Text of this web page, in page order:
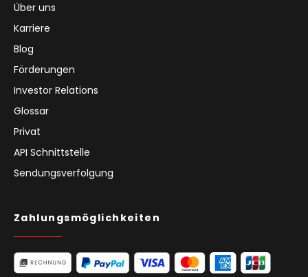
Über uns
Karriere
Blog
Förderungen
Investor Relations
Glossar
Privat
API Schnittstelle
Sendungsverfolgung
Zahlungsmöglichkeiten